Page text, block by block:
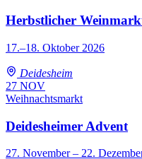
Herbstlicher
17.–18. Oktober 2026
Deidesheim
27 NOV
Weihnachtsmarkt
Deidesheimer Advent
27. November – 22.